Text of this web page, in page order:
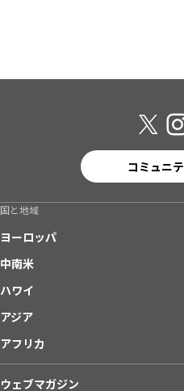
コミュニ
国と地域
ヨーロッパ
中南米
ハワイ
アジア
アフリカ
ウェブマガジン